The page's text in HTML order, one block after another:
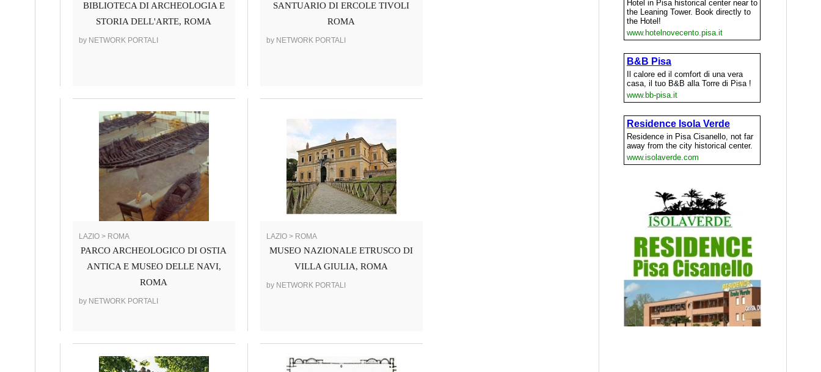
BIBLIOTECA DI ARCHEOLOGIA E
STORIA DELL'ARTE, ROMA
by NETWORK PORTALI
SANTUARIO DI ERCOLE TIVOLI
ROMA
by NETWORK PORTALI
LAZIO > ROMA
PARCO ARCHEOLOGICO DI OSTIA
ANTICA E MUSEO DELLE NAVI,
ROMA
by NETWORK PORTALI
LAZIO > ROMA
MUSEO NAZIONALE ETRUSCO DI
VILLA GIULIA, ROMA
by NETWORK PORTALI